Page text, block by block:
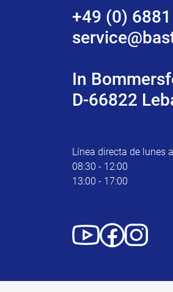
+49 (0)
In
D-66822
Línea directa de lunes
08:30 - 12:00
13:00 - 17:00